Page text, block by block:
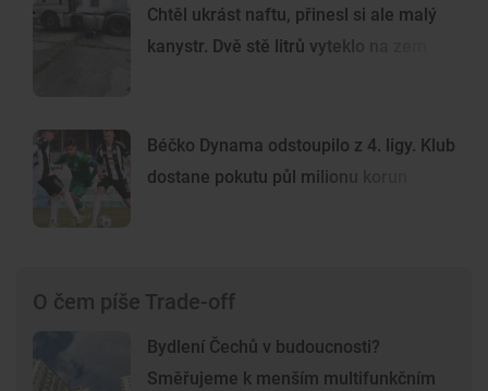
Chtěl ukrást naftu, přinesl si ale malý
kanystr. Dvě stě litrů vyteklo na zem
Béčko Dynama odstoupilo z 4. ligy. Klub
dostane pokutu půl milionu korun
O čem píše Trade-off
Bydlení Čechů v budoucnosti?
Směřujeme k menším multifunkčním